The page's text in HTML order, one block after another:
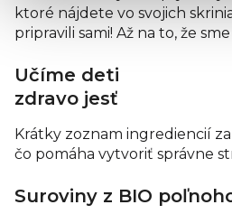
ktoré nájdete vo svojich
pripravili sami! Až na to, že
Učíme deti
zdravo jesť
Krátky zoznam ingrediencií
čo pomáha vytvoriť správne
Suroviny z BIO